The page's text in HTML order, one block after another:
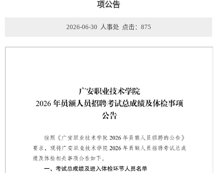
项公告
2026-06-30 人事处 点击： 875